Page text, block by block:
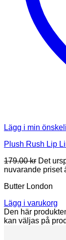
Lägg i min
Plush Rush Lip
179.00kr Det
nuvarande priset
Butter London
Lägg i varukorg
Den här
kan väljas på